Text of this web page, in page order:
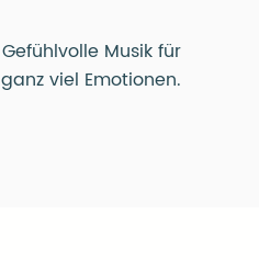
Gefühlvolle Musik für
ganz viel Emotionen.